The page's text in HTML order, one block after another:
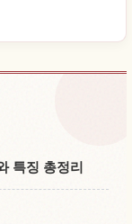
특징 총정리